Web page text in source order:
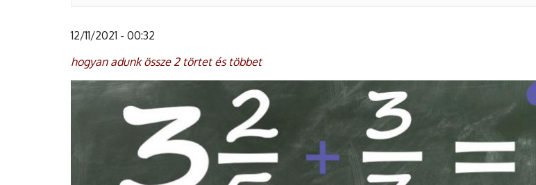
12/11/2021 - 00:32
hogyan adunk össze 2 törtet és többet